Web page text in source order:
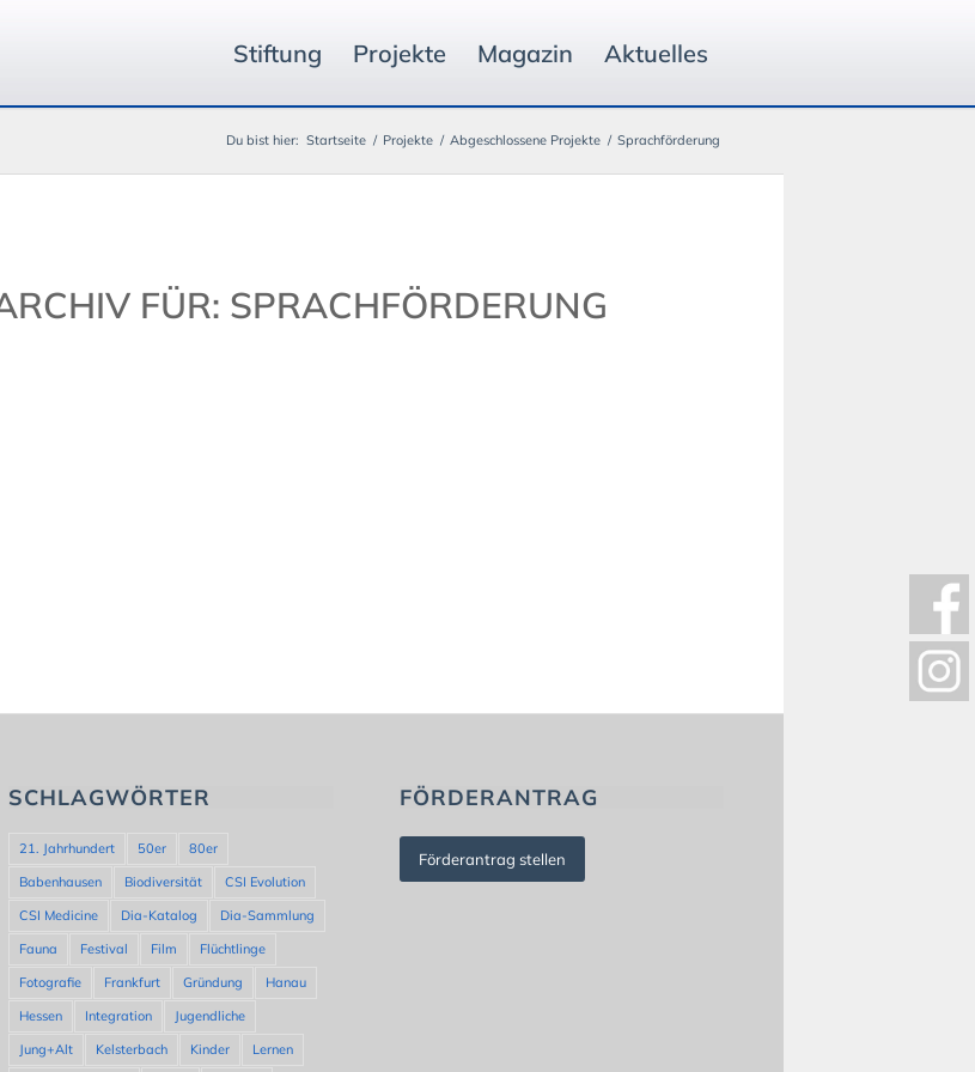
Stiftung Projekte Magazin Aktuelles
Du bist hier: Startseite / Projekte / Abgeschlossene Projekte / Sprachförderung
FÜR: SPRACHFÖRDERUNG
SCHLAGWÖRTER
21. Jahrhundert 50er
80er
Babenhausen
Biodiversität
CSI Evolution
CSI Medicine
Dia-Katalog
Dia-Sammlung
Fauna
Festival Film
Flüchtlinge
Fotografie
Frankfurt Gründung
Hanau
Hessen
Integration
Jugendliche
Jung+Alt
Kelsterbach Kinder Lernen
FÖRDERANTRAG
Förderantrag stellen